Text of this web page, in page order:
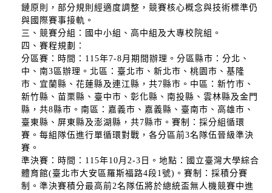
鏈原則，部分規則經適度調整，競賽核心概念與技術標準仍
與國際賽事接軌。
三、競賽分組：國中小組、高中組及大專校院組。
四、賽程規劃：
分區賽：時間：115年7-8月期間辦理。分區縣市：分北、
中、南3區辦理。北區：臺北市、新北市、桃園市、基隆
市、宜蘭縣、花蓮縣及連江縣，共7縣市。中區：新竹市、
新竹縣、苗栗縣、臺中市、彰化縣、南投縣、雲林縣及金門
縣，共8縣市。南區：嘉義市、嘉義縣、臺南市、高雄市、
臺東縣、屏東縣及澎湖縣，共7縣市。賽制：採分組循環
賽。每組隊伍進行單循環對戰，各分區前3名隊伍晉級準決
賽。
準決賽：時間：115年10月2-3日。地點：國立臺灣大學綜合
體育館(臺北市大安區羅斯福路4段1號)。賽制：採積分賽
制。準決賽積分最高前2名隊伍將於總統盃無人機競賽中進